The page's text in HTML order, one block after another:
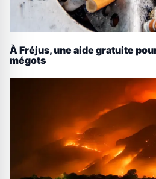
À Fréjus, une aide gratuite
mégots